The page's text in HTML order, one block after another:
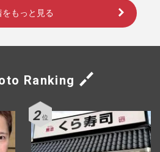
をもっと見る
Ranking